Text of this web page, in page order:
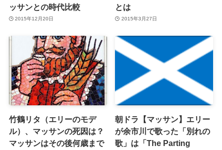
ッサンとの時代比較
2015年12月20日
とは
2015年3月27日
竹鶴リタ（エリーのモデ
ル）、マッサンの死因は？
マッサンはその後何歳まで
朝ドラ【マッサン】エリー
が余市川で歌った「別れの
歌」は「The Parting